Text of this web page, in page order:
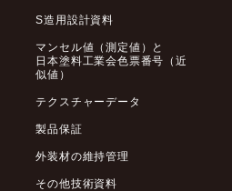
S造用設計資料
マンセル値（測定値）と
日本塗料工業会色票番号（近
似値）
テクスチャーデータ
製品保証
外装材の維持管理
その他技術資料